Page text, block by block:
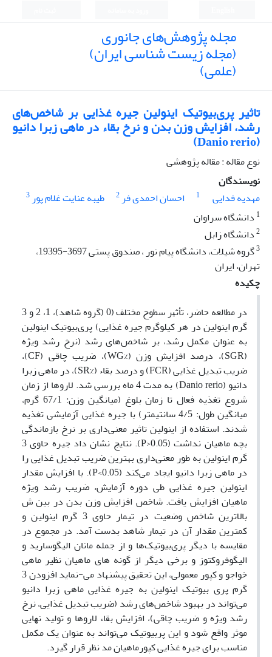
مجله پژوهش‌های جانوری
(مجله زیست شناسی ایران)
(علمی)
تاثیر پری‌بیوتیک اینولین جیره غذایی بر شاخص‌های
رشد، افزایش وزن بدن و نرخ بقاء در ماهی زبرا دانیو
(Danio rerio)
نوع مقاله : مقاله پژوهشی
نویسندگان
مهدیه فدایی
1 احسان احمدی فر2 طیبه عنایت غلام پور3
1 دانشگاه سراوان
2دانشگاه زابل
3
گروه شیلات، دانشگاه پیام نور ، صندوق پستی 3697-19395،
تهران، ایران
چکیده
در ﻣﻄﺎﻟﻌﻪ ﺣﺎﺿﺮ، ﺗﺄﺛﻴﺮ ﺳﻄوح مختلف (0 (گروه شاهد)، 1، 2 و 3
گرم اینولین در هر کیلوگرم جیره غذایی) پری‌بیوتیک اینولین
به عنوان مکمل رشد، بر شاخص‌های رشد (نرخ رشد ویژه
(SGR)، درصد افزایش وزن (%WG)، ضریب چاقی (CF)،
ضریب تبدیل غذایی (FCR) و درصد بقاء (%SR)، در ماهی زبرا
دانیو (Danio rerio) به مدت 4 ماه بررسی شد. لاروها از زمان
شروع تغذیه فعال تا زمان بلوغ (میانگین وزن: 67/1 گرم،
میانگین طول: 4/5 سانتیمتر) با جیره غذایی آزمایشی تغذیه
شدند. استفاده از اینولین تاثیر معنی‌داری بر نرخ بازماندگی
بچه ماهیان نداشت (P>0.05). نتایج نشان داد جیره حاوی 3
گرم اینولین به طور معنی‌داری بهترین ضریب تبدیل غذایی را
در ماهی زبرا دانیو ایجاد می‌کند (P<0.05). با افزایش مقدار
اینولین جیره غذایی طی دوره آزمایش، ضریب رشد ویژه
ماهیان افزایش یافت. شاخص افزایش وزن بدن در بین ش
بالاترین شاخص وضعیت در تیمار حاوی 3 گرم اینولین و
کمترین مقدار آن در تیمار شاهد بدست آمد. در مجموع در
مقایسه با دیگر پری‌بیوتیک‌ها و از جمله مانان الیگوسارید و
الیگوفروکتوز و برخی دیگر از گونه های ماهیان نظیر ماهی
خواجو و کپور معمولی، این تحقیق پیشنهاد می-نماید اﻓﺰودن 3
گرم پری بیوتیک اینولین به جیره غذایی ماهی زبرا دانیو
ﻣﯽﺗﻮاﻧﺪ در بهبود شاخص‌های رشد (ضریب تبدیل غذایی، نرخ
رشد ویژه و ضریب چاقی)، افزایش بقاء لاروها و ﺗﻮﻟﯿﺪ ﻧﻬﺎﯾﯽ
موثر واقع شود و اﯾﻦ ﭘﺮﺑﯿﻮﺗﯿﮏ ﻣﯽ‌ﺗﻮاﻧﺪ ﺑﻪ ﻋﻨﻮان ﯾﮏ ﻣﮑﻤﻞ
ﻣﻨﺎﺳﺐ ﺑﺮای ﺟﯿﺮه ﻏﺬاﯾﯽ کپورماهیان ﻣﺪ ﻧﻈﺮ ﻗﺮار ﮔﯿﺮد.